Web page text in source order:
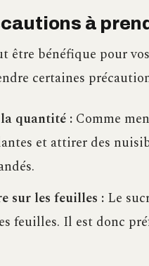
à
être bénéfique pour
certaines
quantité :Comme
et attirer des
sur les feuilles :Le
feuilles. Il est donc